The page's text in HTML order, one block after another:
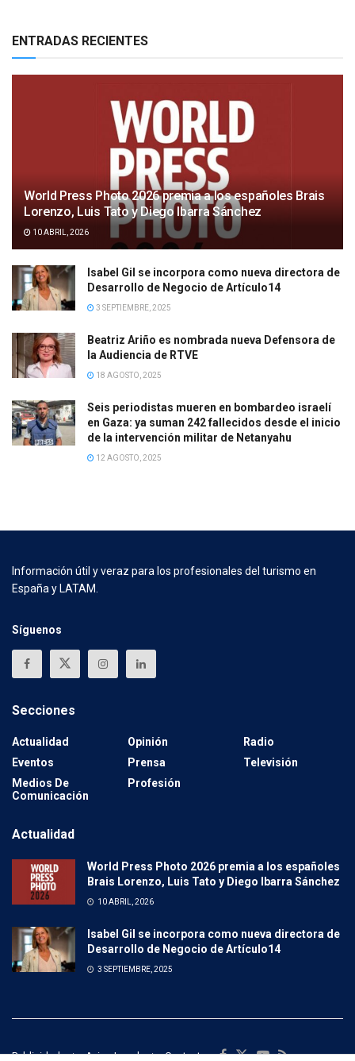
ENTRADAS RECIENTES
World Press Photo 2026 premia a los españoles Brais
Lorenzo, Luis Tato y Diego Ibarra Sánchez
10 ABRIL, 2026
Isabel Gil se incorpora como nueva directora de
Desarrollo de Negocio de Artículo14
3 SEPTIEMBRE, 2025
Beatriz Ariño es nombrada nueva Defensora de
la Audiencia de RTVE
18 AGOSTO, 2025
Seis periodistas mueren en bombardeo israelí
en Gaza: ya suman 242 fallecidos desde el inicio
de la intervención militar de Netanyahu
12 AGOSTO, 2025
Información útil y veraz para los profesionales del turismo en
España y LATAM.
Síguenos
Secciones
Actualidad
Eventos
Medios De
Comunicación
Opinión
Prensa
Profesión
Radio
Televisión
Actualidad
World Press Photo 2026 premia a los españoles
Brais Lorenzo, Luis Tato y Diego Ibarra Sánchez
10 ABRIL, 2026
Isabel Gil se incorpora como nueva directora de
Desarrollo de Negocio de Artículo14
3 SEPTIEMBRE, 2025
Publicidad Aviso Legal Contacto